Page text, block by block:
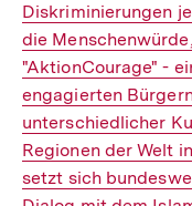
Link:
Diskriminierungen
die
"AktionCourage" -
engagierten
unterschiedlicher
Regionen der Welt
setzt sich